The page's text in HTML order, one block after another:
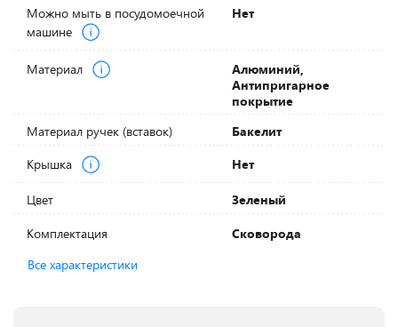
Можно мыть в посудомоечной
машине
Нет
Материал
Алюминий,
Антипригарное
покрытие
Материал ручек (вставок)
Бакелит
Крышка
Нет
Цвет
Зеленый
Комплектация
Сковорода
Все характеристики